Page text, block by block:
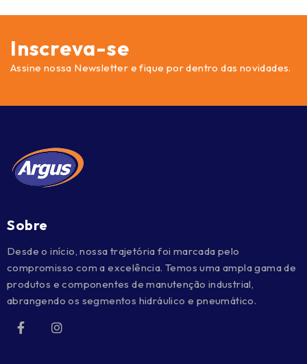
Inscreva-se
Assine nossa Newsletter e fique por dentro das novidades.
Sobre
Desde o início, nossa trajetória foi marcada pelo
compromisso com a excelência. Temos uma ampla gama de
produtos e componentes de manutenção industrial,
abrangendo os segmentos hidráulico e pneumático.